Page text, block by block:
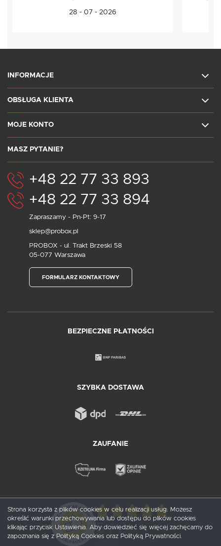
28 - 07 - 2026
INFORMACJE
OBSŁUGA KLIENTA
MOJE KONTO
MASZ PYTANIE?
+48 22 77 33 893
+48 22 77 33 894
Zapraszamy - Pn-Pt: 9-17
sklep@probox.pl
PROBOX - ul. Trakt Brzeski 58
05-077 Warszawa
FORMULARZ KONTAKTOWY
BEZPIECZNE PŁATNOŚCI
SZYBKA DOSTAWA
ZAUFANIE
5/ 5
Strona korzysta z plików cookies w celu realizacji usług. Możesz
określić warunki przechowywania lub dostępu do plików cookies
klikając przycisk Ustawienia. Aby dowiedzieć się więcej zachęcamy do
zapoznania się z Polityką Cookies oraz Polityką Prywatności.